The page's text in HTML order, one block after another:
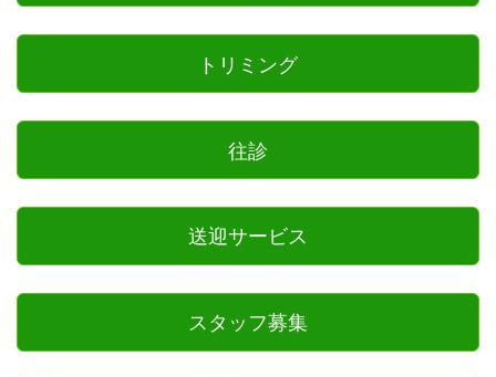
トリミング
往診
送迎サービス
スタッフ募集